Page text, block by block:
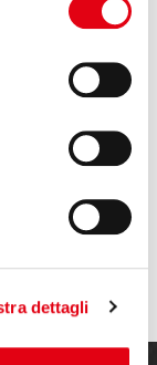
dettagli